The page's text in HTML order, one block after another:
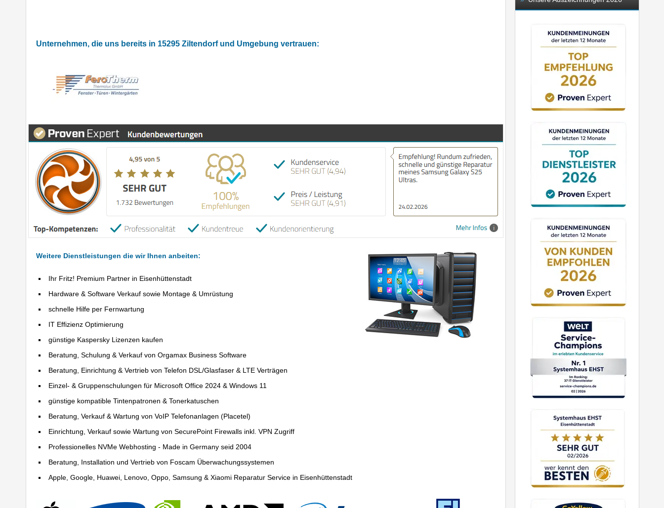
Unternehmen, die uns bereits in 15295 Ziltendorf und Umgebung vertrauen:
Weitere Dienstleistungen die wir Ihnen anbeiten:
Ihr Fritz! Premium Partner in Eisenhüttenstadt
Hardware & Software Verkauf sowie Montage & Umrüstung
schnelle Hilfe per Fernwartung
IT Effizienz Optimierung
günstige Kaspersky Lizenzen kaufen
Beratung, Schulung & Verkauf von Orgamax Business Software
Beratung, Einrichtung & Vertrieb von Telefon DSL/Glasfaser & LTE Verträgen
Einzel- & Gruppenschulungen für Microsoft Office 2024 & Windows 11
günstige kompatible Tintenpatronen & Tonerkatuschen
Beratung, Verkauf & Wartung von VoIP Telefonanlagen (Placetel)
Einrichtung, Verkauf sowie Wartung von SecurePoint Firewalls inkl. VPN Zugriff
Professionelles NVMe Webhosting - Made in Germany seid 2004
Beratung, Installation und Vertrieb von Foscam Überwachungssystemen
Apple, Google, Huawei, Lenovo, Oppo, Samsung & Xiaomi Reparatur Service in Eisenhüttenstadt